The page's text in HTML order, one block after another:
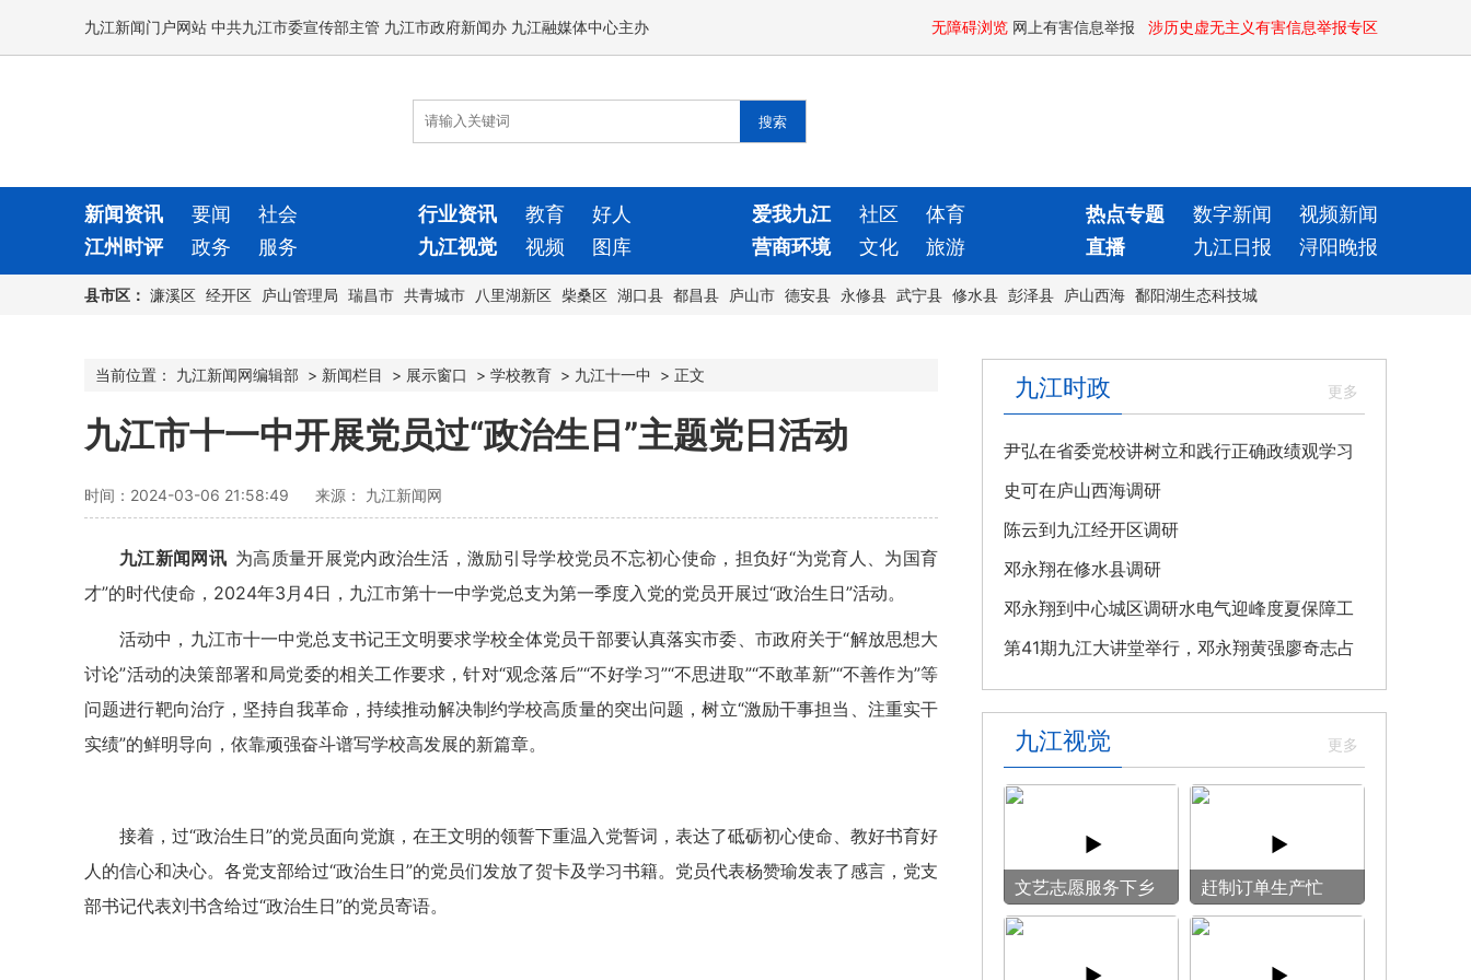
九江新闻门户网站 中共九江市委宣传部主管 九江市政府新闻办 九江融媒体中心主办 无障碍浏览 网上有害信息举报 涉历史虚无主义有害信息举报专区
新闻资讯 要闻 社会 行业资讯 教育 好人 爱我九江 社区 体育 热点专题 数字新闻
视频新闻
江州时评
政务 服务 九江视觉 视频 图库 营商环境 文化 旅游 直播 九江日报 浔阳晚报
县市区： 濂溪区 经开区 庐山管理局 瑞昌市 共青城市 八里湖新区 柴桑区 湖口县 都昌县 庐山市 德安县 永修县 武宁县 修水县 彭泽县 庐山西海 鄱阳湖生态科技城
当前位置： 九江新闻网编辑部 > 新闻栏目 > 展示窗口 > 学校教育 > 九江十一中 > 正文
九江市十一中开展党员过“政治生日”主题党日活动
时间：2024-03-06 21:58:49 来源： 九江新闻网
九江新闻网讯为高质量开展党内政治生活，激励引导学校党员不忘初心使命，担负好“为党育人、为国育
才”的时代使命， 2024年3月 4日， 九江市第十一中学党总支为第一季度入党的党员开展过“政治生日”活动。
活动中，九江市十一中党总支书记王文明要求学校全体党员干部要认真落实市委、市政府关于“解放思想大
讨论”活动的决策部署和局党委的相关工作要求，针对“观念落后”“不好学习”“不思进取”“不敢革新”“不善作为”等
问题进行靶向治疗，坚持自我革命，持续推动解决制约学校高质量的突出问题，树立“激励干事担当、注重实干
实绩”的鲜明导向，依靠顽强奋斗谱写学校高发展的新篇章。
接着，过“政治生日”的党员面向党旗，在王文明的领誓下重温入党誓词，表达了砥砺初心使命、教好书育好
人的信心和决心。各党支部给过“政治生日”的党员们发放了贺卡及学习书籍。党员代表杨赞瑜发表了感言，党支
部书记代表刘书含给过“政治生日”的党员寄语。
九江时政
尹弘在省委党校讲树立和践行正确政绩观学习
教育专题党课
史可在庐山西海调研
陈云到九江经开区调研
邓永翔在修水县调研
邓永翔到中心城区调研水电气迎峰度夏保障工
作
第41期九江大讲堂举行，邓永翔黄强廖奇志占
勇出席
九江视觉
文艺志愿服务下乡
用镜头记录乡村笑
赶制订单生产忙